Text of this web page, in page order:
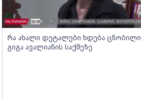
რა ახალი დეტალები ხდება ცნობილი
გიგა ავალიანის საქმეზე